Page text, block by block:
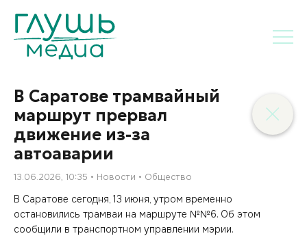
В Саратове трамвайный
маршрут прервал
движение из-за
автоаварии
13.06.2026, 10:35 Новости Общество
В Саратове сегодня, 13 июня, утром временно
остановились трамваи на маршруте №№6. Об этом
сообщили в транспортном управлении мэрии.